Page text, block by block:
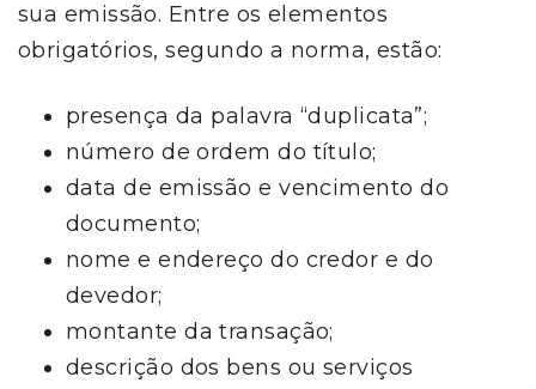
sua emissão. Entre os elementos
obrigatórios, segundo a norma, estão:
presença da palavra “duplicata”;
número de ordem do título;
data de emissão e vencimento do
documento;
nome e endereço do credor e do
devedor;
montante da transação;
descrição dos bens ou serviços